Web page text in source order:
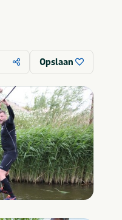
Opslaan